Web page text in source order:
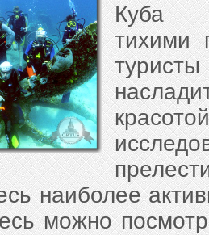
Куба -
тихими
наиболее
можно